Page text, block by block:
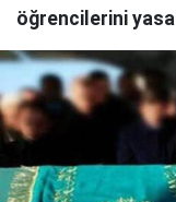
öğrencilerini